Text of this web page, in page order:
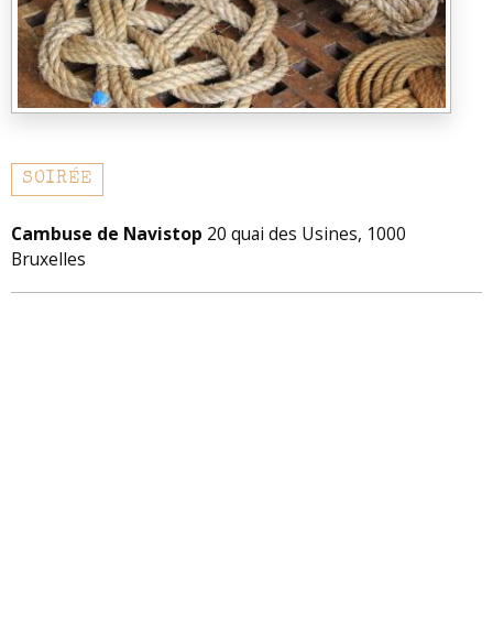
SOIRÉE
Cambuse de Navistop 20 quai des Usines, 1000
Bruxelles